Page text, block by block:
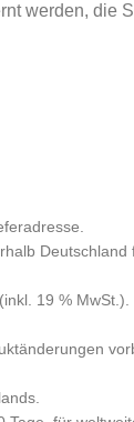
werden, die
Deutschland
19 % MwSt.).